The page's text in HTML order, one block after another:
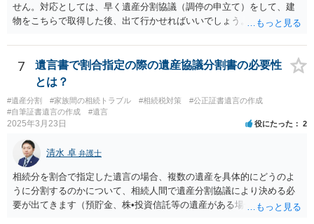
せん。対応としては、早く遺産分割協議（調停の申立て）をして、建
物をこちらで取得した後、出て行かせればいいでしょう。 建物の固定
っていない部分については請求すればいいと思います。 なお、家賃に
ついては、お父様自身が遺産分割手続をしなかったのですから、あき
らめるしかないと思います。
7
遺言書で割合指定の際の遺産協議分割書の必要性
とは？
#遺産分割 #家族間の相続トラブル #相続税対策
#公正証書遺言の作成
#自筆証書遺言の作成
#遺言
2025年3月23日 役にたった 2
清水 卓 弁護士
相続分を割合で指定した遺言の場合、複数の遺産を具体的にどうのよ
うに分割するのかについて、相続人間で遺産分割協議により決める必
要が出てきます（預貯金、株•投資信託等の遺産がある場合に、どの遺